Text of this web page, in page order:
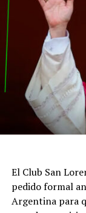
El Club San
pedido formal
Argentina para